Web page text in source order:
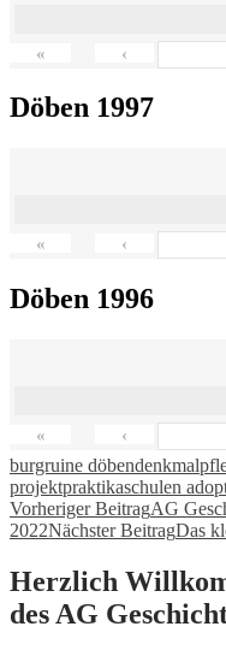
« ‹
Döben 1997
« ‹
Döben 1996
« ‹
burgruine döben
projektpraktikaschulen
Vorheriger BeitragAG
2022Nächster BeitragDas
Herzlich
des AG